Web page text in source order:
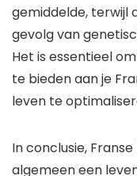
gemiddelde, terwijl
gevolg van
Het is essentieel
te bieden aan je
leven te
In conclusie,
algemeen een